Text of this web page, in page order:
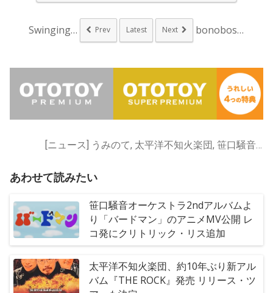
Swinging P... Prev Latest Next bonobos蔡忠浩...
[ニュース] うみのて, 太平洋不知火楽団, 笹口騒音ハーモニカ
あわせて読みたい
笹口騒音オーケストラ2ndアルバムよ
り「バードマン」のアニメMV公開 レ
コ発にクリトリック・リス追加
太平洋不知火楽団、約10年ぶり新アル
バム『THE ROCK』発売 リリース・ツ